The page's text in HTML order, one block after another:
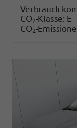
Verbrauch
CO2-Klasse: E
CO2-